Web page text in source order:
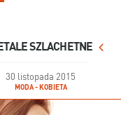
SZLACHETNE
30 listopada 2015
MODA - KOBIETA